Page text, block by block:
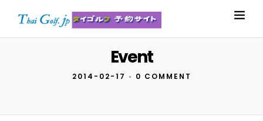
Event
2014-02-17 • 0 COMMENT